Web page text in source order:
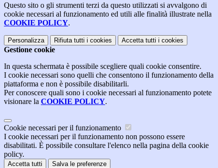
Questo sito o gli strumenti terzi da questo utilizzati si avvalgono di
cookie necessari al funzionamento ed utili alle finalità illustrate nella
COOKIE POLICY.
Personalizza Rifiuta tutti i cookies Accetta tutti i cookies
Gestione cookie
In questa schermata è possibile scegliere quali cookie consentire.
I cookie necessari sono quelli che consentono il funzionamento della
piattaforma e non è possibile disabilitarli.
Per conoscere quali sono i cookie necessari al funzionamento potete
visionare la COOKIE POLICY.
Cookie necessari per il funzionamento
I cookie necessari per il funzionamento non possono essere
disabilitati. È possibile consultare l'elenco nella pagina della cookie
policy.
Accetta tutti Salva le preferenze